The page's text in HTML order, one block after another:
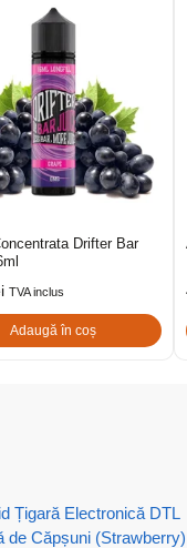
Drifter Bar
TVA inclus
Adaugă în coș
Țigară Electronică DTL
de Căpșuni (Strawberry)